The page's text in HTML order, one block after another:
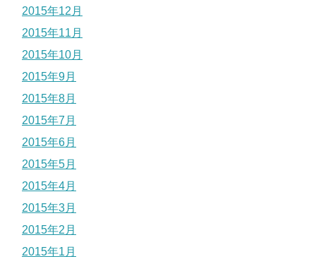
2015年12月
2015年11月
2015年10月
2015年9月
2015年8月
2015年7月
2015年6月
2015年5月
2015年4月
2015年3月
2015年2月
2015年1月